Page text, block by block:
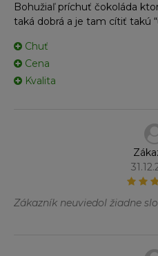
Bohužiaľ príchuť čokoláda
taká dobrá a je tam cítiť takú
Chuť
Cena
Kvalita
Zákazník neuviedol žiadne